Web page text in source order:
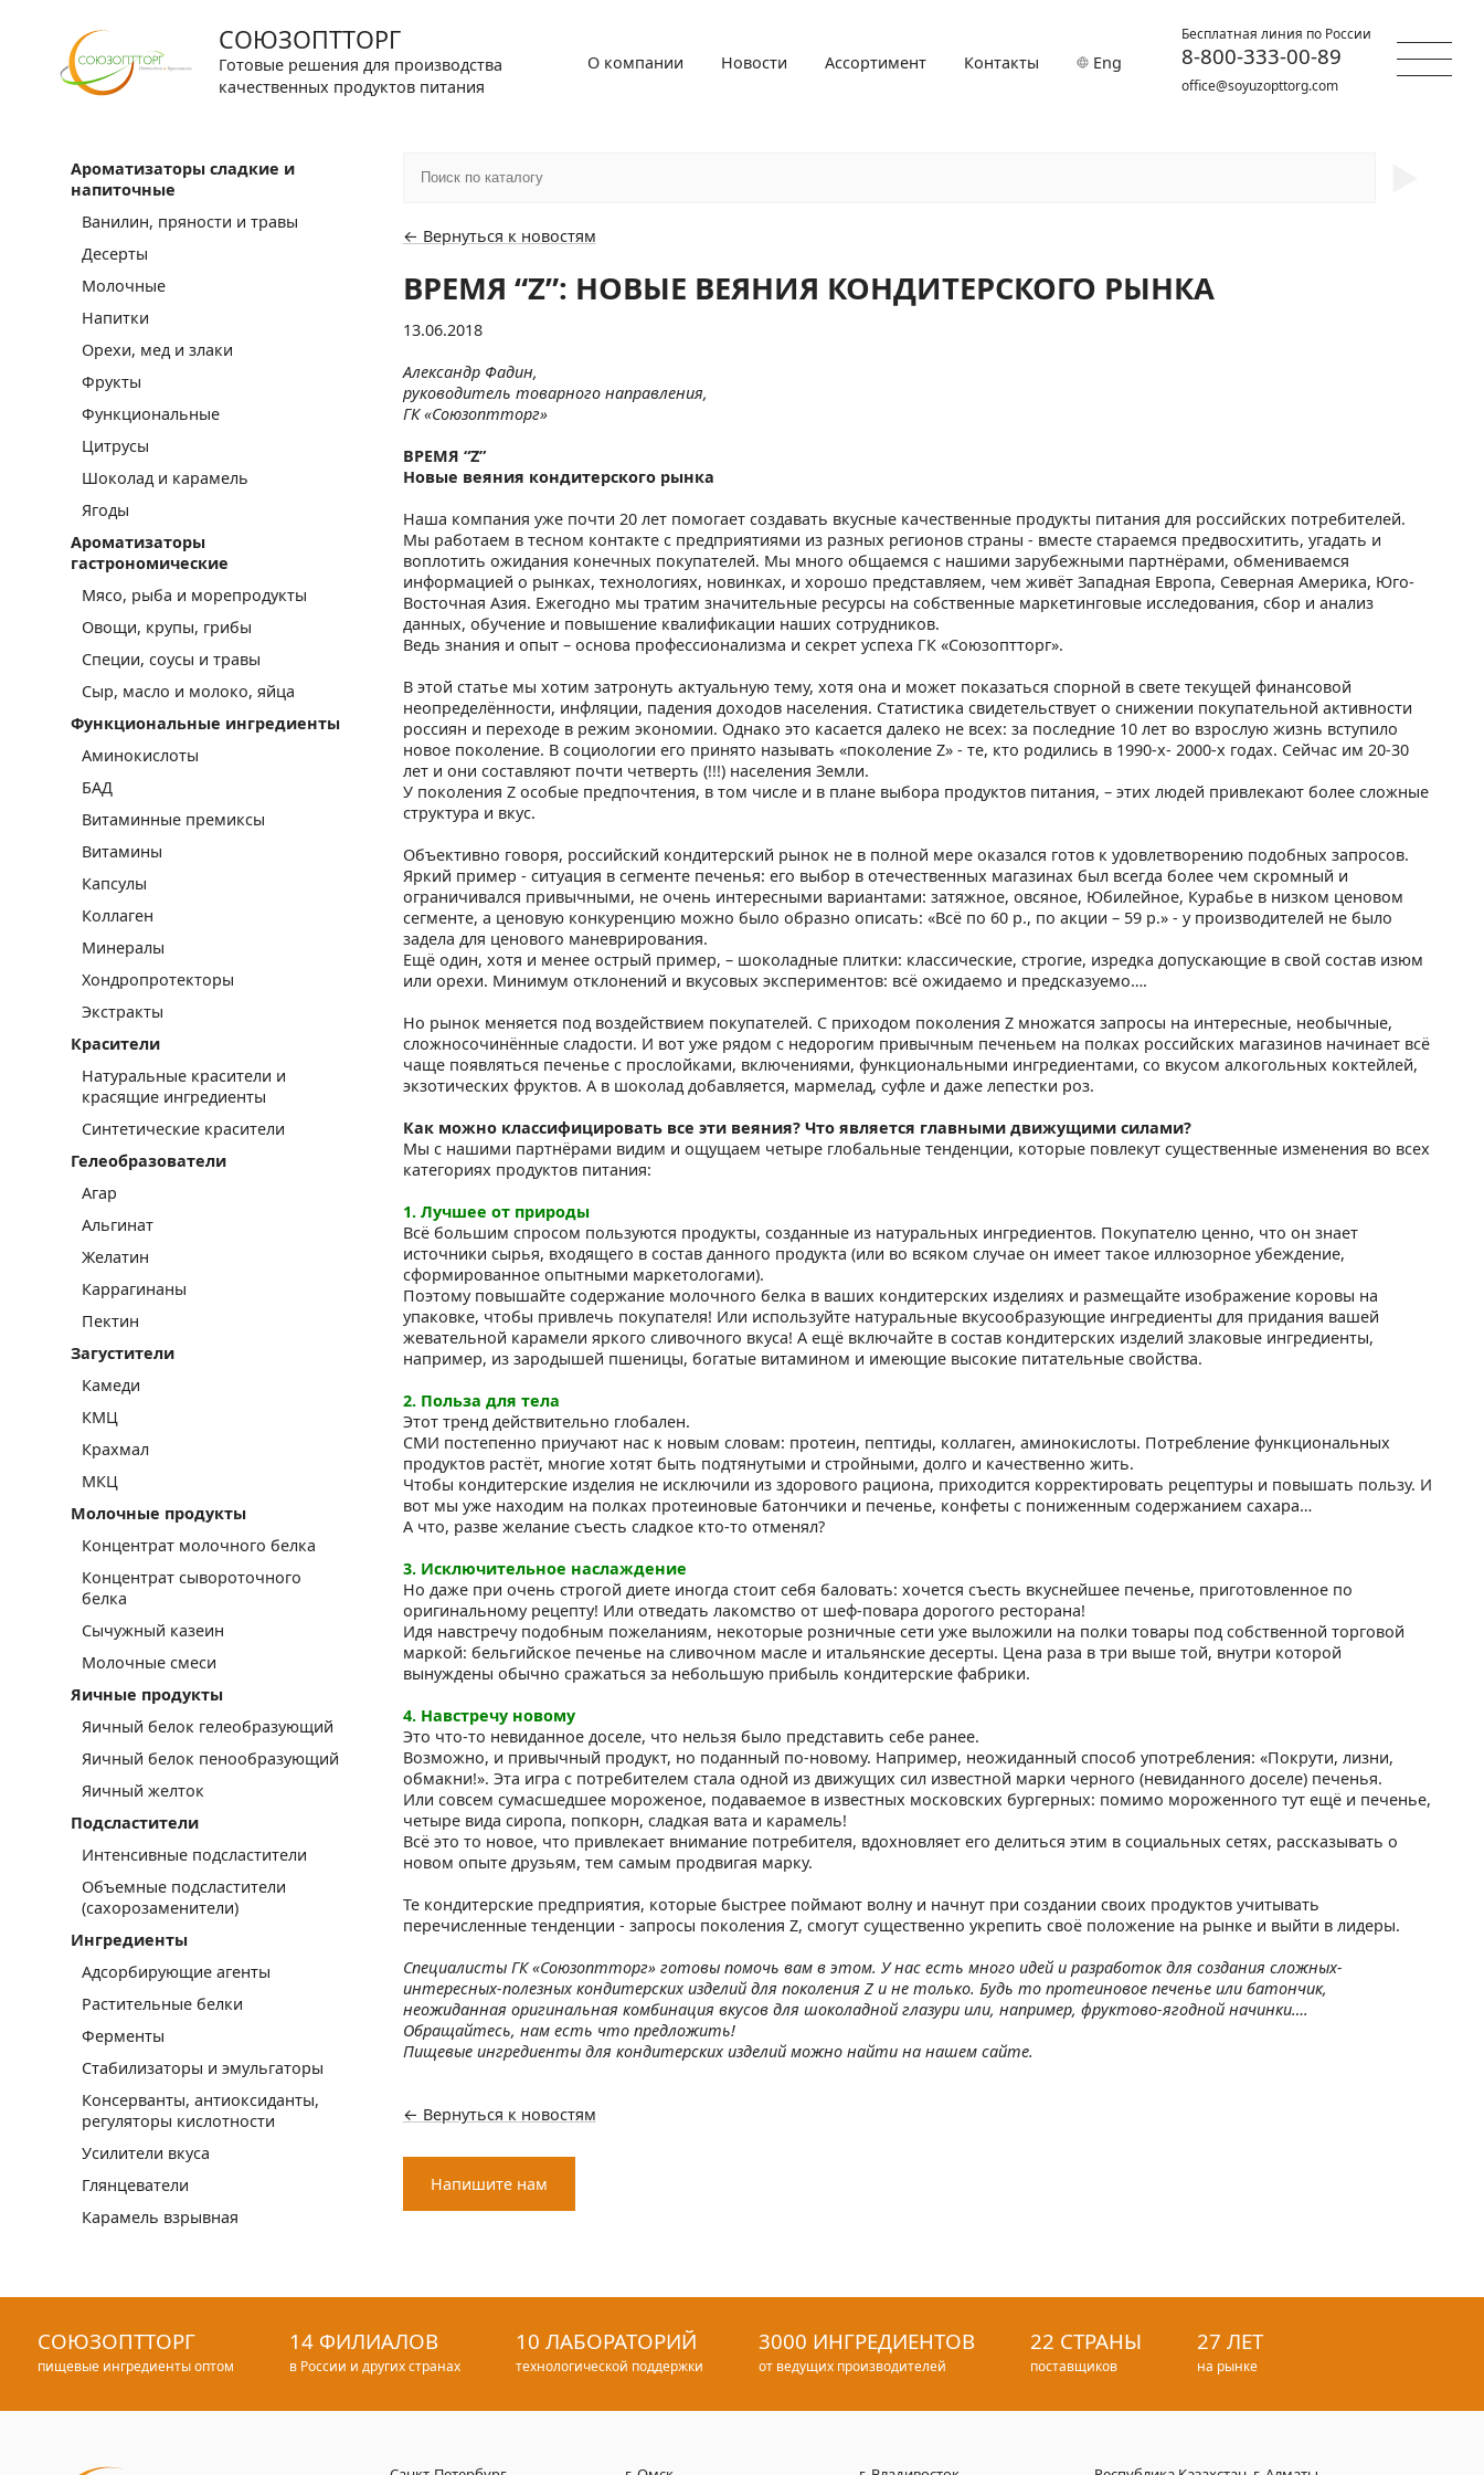
← Вернуться к новостям
ВРЕМЯ “Z”: НОВЫЕ ВЕЯНИЯ КОНДИТЕРСКОГО РЫНКА
13.06.2018
Александр Фадин,
руководитель товарного направления,
ГК «Союзоптторг»
ВРЕМЯ “Z”
Новые веяния кондитерского рынка
Наша компания уже почти 20 лет помогает создавать вкусные качественные продукты питания для российских потребителей.
Мы работаем в тесном контакте с предприятиями из разных регионов страны - вместе стараемся предвосхитить, угадать и
воплотить ожидания конечных покупателей. Мы много общаемся с нашими зарубежными партнёрами, обмениваемся
информацией о рынках, технологиях, новинках, и хорошо представляем, чем живёт Западная Европа, Северная Америка, Юго-
Восточная Азия. Ежегодно мы тратим значительные ресурсы на собственные маркетинговые исследования, сбор и анализ
данных, обучение и повышение квалификации наших сотрудников.
Ведь знания и опыт – основа профессионализма и секрет успеха ГК «Союзоптторг».
В этой статье мы хотим затронуть актуальную тему, хотя она и может показаться спорной в свете текущей финансовой
неопределённости, инфляции, падения доходов населения. Статистика свидетельствует о снижении покупательной активности
россиян и переходе в режим экономии. Однако это касается далеко не всех: за последние 10 лет во взрослую жизнь вступило
новое поколение. В социологии его принято называть «поколение Z» - те, кто родились в 1990-х- 2000-х годах. Сейчас им 20-30
лет и они составляют почти четверть (!!!) населения Земли.
У поколения Z особые предпочтения, в том числе и в плане выбора продуктов питания, – этих людей привлекают более сложные
структура и вкус.
Объективно говоря, российский кондитерский рынок не в полной мере оказался готов к удовлетворению подобных запросов.
Яркий пример - ситуация в сегменте печенья: его выбор в отечественных магазинах был всегда более чем скромный и
ограничивался привычными, не очень интересными вариантами: затяжное, овсяное, Юбилейное, Курабье в низком ценовом
сегменте, а ценовую конкуренцию можно было образно описать: «Всё по 60 р., по акции – 59 р.» - у производителей не было
задела для ценового маневрирования.
Ещё один, хотя и менее острый пример, – шоколадные плитки: классические, строгие, изредка допускающие в свой состав изюм
или орехи. Минимум отклонений и вкусовых экспериментов: всё ожидаемо и предсказуемо….
Но рынок меняется под воздействием покупателей. С приходом поколения Z множатся запросы на интересные, необычные,
сложносочинённые сладости. И вот уже рядом с недорогим привычным печеньем на полках российских магазинов начинает всё
чаще появляться печенье с прослойками, включениями, функциональными ингредиентами, со вкусом алкогольных коктейлей,
экзотических фруктов. А в шоколад добавляется, мармелад, суфле и даже лепестки роз.
Как можно классифицировать все эти веяния? Что является главными движущими силами?
Мы с нашими партнёрами видим и ощущаем четыре глобальные тенденции, которые повлекут существенные изменения во всех
категориях продуктов питания:
1. Лучшее от природы
Всё большим спросом пользуются продукты, созданные из натуральных ингредиентов. Покупателю ценно, что он знает
источники сырья, входящего в состав данного продукта (или во всяком случае он имеет такое иллюзорное убеждение,
сформированное опытными маркетологами).
Поэтому повышайте содержание молочного белка в ваших кондитерских изделиях и размещайте изображение коровы на
упаковке, чтобы привлечь покупателя! Или используйте натуральные вкусообразующие ингредиенты для придания вашей
жевательной карамели яркого сливочного вкуса! А ещё включайте в состав кондитерских изделий злаковые ингредиенты,
например, из зародышей пшеницы, богатые витамином и имеющие высокие питательные свойства.
2. Польза для тела
Этот тренд действительно глобален.
СМИ постепенно приучают нас к новым словам: протеин, пептиды, коллаген, аминокислоты. Потребление функциональных
продуктов растёт, многие хотят быть подтянутыми и стройными, долго и качественно жить.
Чтобы кондитерские изделия не исключили из здорового рациона, приходится корректировать рецептуры и повышать пользу. И
вот мы уже находим на полках протеиновые батончики и печенье, конфеты с пониженным содержанием сахара…
А что, разве желание съесть сладкое кто-то отменял?
3. Исключительное наслаждение
Но даже при очень строгой диете иногда стоит себя баловать: хочется съесть вкуснейшее печенье, приготовленное по
оригинальному рецепту! Или отведать лакомство от шеф-повара дорогого ресторана!
Идя навстречу подобным пожеланиям, некоторые розничные сети уже выложили на полки товары под собственной торговой
маркой: бельгийское печенье на сливочном масле и итальянские десерты. Цена раза в три выше той, внутри которой
вынуждены обычно сражаться за небольшую прибыль кондитерские фабрики.
4. Навстречу новому
Это что-то невиданное доселе, что нельзя было представить себе ранее.
Возможно, и привычный продукт, но поданный по-новому. Например, неожиданный способ употребления: «Покрути, лизни,
обмакни!». Эта игра с потребителем стала одной из движущих сил известной марки черного (невиданного доселе) печенья.
Или совсем сумасшедшее мороженое, подаваемое в известных московских бургерных: помимо мороженного тут ещё и печенье,
четыре вида сиропа, попкорн, сладкая вата и карамель!
Всё это то новое, что привлекает внимание потребителя, вдохновляет его делиться этим в социальных сетях, рассказывать о
новом опыте друзьям, тем самым продвигая марку.
Те кондитерские предприятия, которые быстрее поймают волну и начнут при создании своих продуктов учитывать
перечисленные тенденции - запросы поколения Z, смогут существенно укрепить своё положение на рынке и выйти в лидеры.
Специалисты ГК «Союзоптторг» готовы помочь вам в этом. У нас есть много идей и разработок для создания сложных-
интересных-полезных кондитерских изделий для поколения Z и не только. Будь то протеиновое печенье или батончик,
неожиданная оригинальная комбинация вкусов для шоколадной глазури или, например, фруктово-ягодной начинки….
Обращайтесь, нам есть что предложить!
Пищевые ингредиенты для кондитерских изделий можно найти на нашем сайте.
← Вернуться к новостям
Напишите нам
Ароматизаторы сладкие и
напиточные
Ванилин, пряности и травы
Десерты
Молочные
Напитки
Орехи, мед и злаки
Фрукты
Функциональные
Цитрусы
Шоколад и карамель
Ягоды
Ароматизаторы
гастрономические
Мясо, рыба и морепродукты
Овощи, крупы, грибы
Специи, соусы и травы
Сыр, масло и молоко, яйца
Функциональные ингредиенты
Аминокислоты
БАД
Витаминные премиксы
Витамины
Капсулы
Коллаген
Минералы
Хондропротекторы
Экстракты
Красители
Натуральные красители и
красящие ингредиенты
Синтетические красители
Гелеобразователи
Агар
Альгинат
Желатин
Каррагинаны
Пектин
Загустители
Камеди
КМЦ
Крахмал
МКЦ
Молочные продукты
Концентрат молочного белка
Концентрат сывороточного
белка
Сычужный казеин
Молочные смеси
Яичные продукты
Яичный белок гелеобразующий
Яичный белок пенообразующий
Яичный желток
Подсластители
Интенсивные подсластители
Объемные подсластители
(сахорозаменители)
Ингредиенты
Адсорбирующие агенты
Растительные белки
Ферменты
Стабилизаторы и эмульгаторы
Консерванты, антиоксиданты,
регуляторы кислотности
Усилители вкуса
Глянцеватели
Карамель взрывная
СОЮЗОПТТОРГ
Готовые решения для производства
качественных продуктов питания
О компании Новости Ассортимент Контакты Eng
Бесплатная линия по России
8-800-333-00-89
office@soyuzopttorg.com
СОЮЗОПТТОРГ
пищевые ингредиенты оптом
14 ФИЛИАЛОВ
в России и других странах
10 ЛАБОРАТОРИЙ
технологической поддержки
3000 ИНГРЕДИЕНТОВ
от ведущих производителей
22 СТРАНЫ
поставщиков
27 ЛЕТ
на рынке